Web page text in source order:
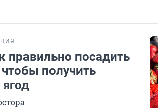
правильно посадить
получить